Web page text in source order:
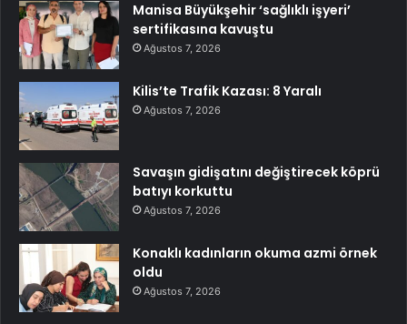
Manisa Büyükşehir ‘sağlıklı işyeri’
sertifikasına kavuştu
Ağustos 7, 2026
Kilis’te Trafik Kazası: 8 Yaralı
Ağustos 7, 2026
Savaşın gidişatını değiştirecek köprü
batıyı korkuttu
Ağustos 7, 2026
Konaklı kadınların okuma azmi örnek
oldu
Ağustos 7, 2026